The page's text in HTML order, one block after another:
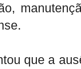
que a